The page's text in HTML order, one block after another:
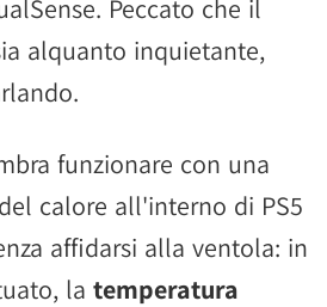
Peccato che il
alquanto inquietante,
funzionare con una
calore all'interno di PS5
affidarsi alla ventola: in
la temperatura